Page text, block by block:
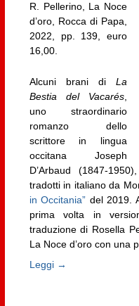
R. Pellerino, La Noce
d’oro, Rocca di Papa,
2022, pp. 139, euro
16,00.
Alcuni brani diLa
Bestia del Vacarés
uno straordinario
romanzo dello
scrittore in lingua
occitana Joseph
D’Arbaud (1847-
tradotti in italiano da
in Occitania” del 2019.
prima volta in
traduzione di Rosella
La Noce d’oro con una
Leggi →